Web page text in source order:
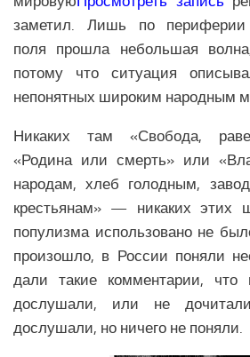
Вооружение Ближнего Востока
История Ближнего Востока
Политика Ближнего Востока
Религия Ближнего Востока
Экономика Ближнего Востока
Медицина Ближнего Востока
Климат Ближнего Востока
Наука Ближнего Востока
Общество Ближнего Востока
ЕВРОПЕЙСКИЙ СОЮЗ
заметил. Лишь по периферии
поля прошла небольшая
потому что ситуация
непонятных широким народным
Никаких там «Свобода,
«Родина или смерть» или
народам, хлеб голодным,
крестьянам» — никаких этих
популизма использовано не
произошло, в России поняли
дали такие комментарии,
дослушали, или не
дослушали, но ничего не поняли.